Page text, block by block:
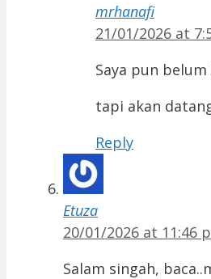
mrhanafi
21/01/2026 at
Saya pun
tapi akan
Reply
Etuza
20/01/2026 at 11:46
Salam singah,